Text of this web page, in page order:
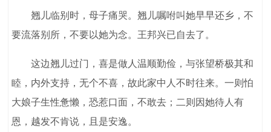
翘儿临别时，母子痛哭。翘儿嘱咐叫她早早还乡，不
要流落别所，不要以她为念。王邦兴已自去了。
这边翘儿过门，喜是做人温顺勤俭，与张望桥极其和
睦，内外支持，无个不喜，故此家中人不时往来。一则怕
大娘子生性惫懒，恐惹口面，不敢去；二则因她待人有
恩，越发不肯说，且是安逸。